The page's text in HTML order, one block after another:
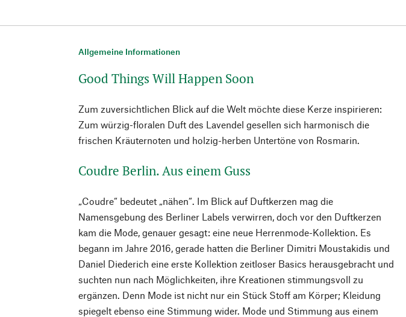
Allgemeine Informationen
Good Things Will Happen Soon
Zum zuversichtlichen Blick auf die Welt möchte diese Kerze inspirieren:
Zum würzig-floralen Duft des Lavendel gesellen sich harmonisch die
frischen Kräuternoten und holzig-herben Untertöne von Rosmarin.
Coudre Berlin. Aus einem Guss
„Coudre“ bedeutet „nähen“. Im Blick auf Duftkerzen mag die
Namensgebung des Berliner Labels verwirren, doch vor den Duftkerzen
kam die Mode, genauer gesagt: eine neue Herrenmode-Kollektion. Es
begann im Jahre 2016, gerade hatten die Berliner Dimitri Moustakidis und
Daniel Diederich eine erste Kollektion zeitloser Basics herausgebracht und
suchten nun nach Möglichkeiten, ihre Kreationen stimmungsvoll zu
ergänzen. Denn Mode ist nicht nur ein Stück Stoff am Körper; Kleidung
spiegelt ebenso eine Stimmung wider. Mode und Stimmung aus einem